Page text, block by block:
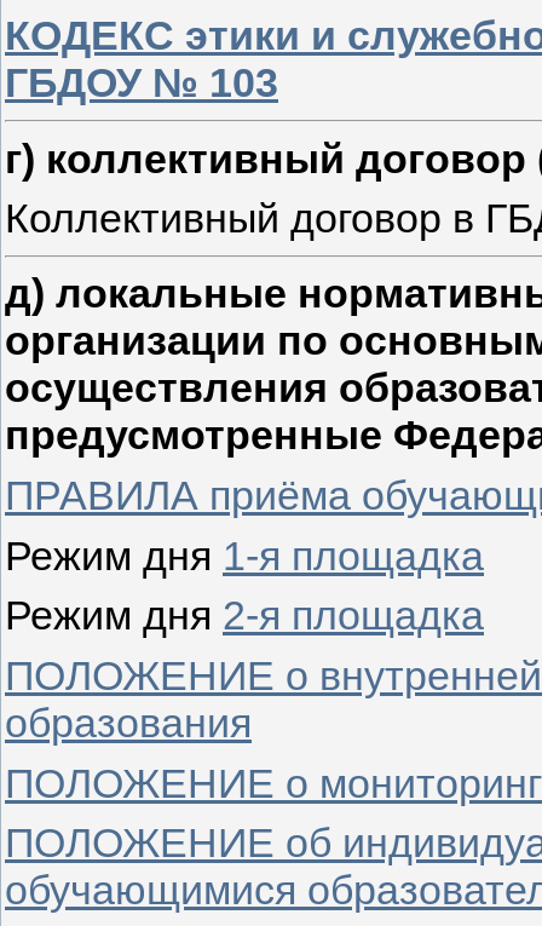
КОДЕКС этики и
ГБДОУ № 103
г) коллективный
Коллективный договор в
д) локальные
организации по
осуществления
предусмотренные
ПРАВИЛА приёма
Режим дня 1-я площадка
Режим дня 2-я площадка
ПОЛОЖЕНИЕ о внутренней
образования
ПОЛОЖЕНИЕ о
ПОЛОЖЕНИЕ об
обучающимися